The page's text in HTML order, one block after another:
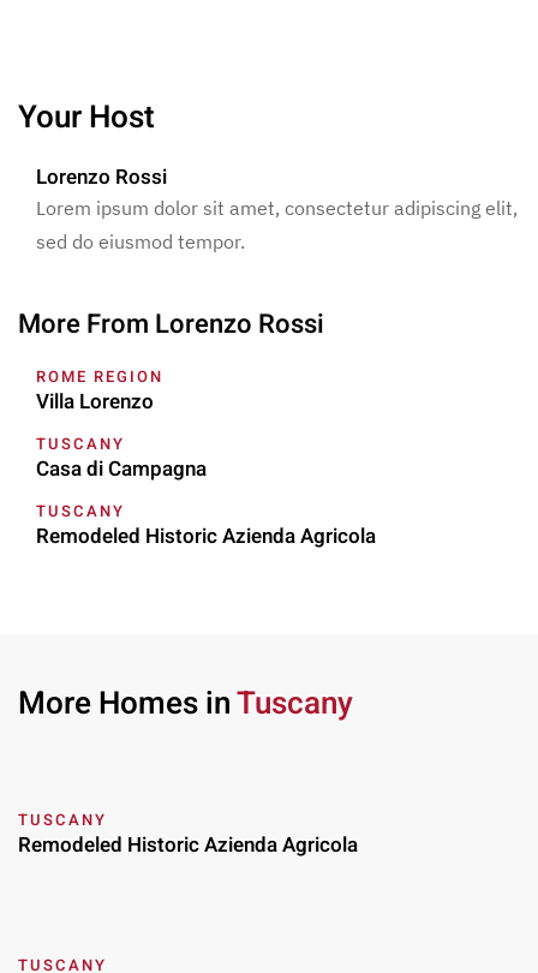
Your Host
Lorenzo Rossi
Lorem ipsum dolor sit amet, consectetur adipiscing elit,
sed do eiusmod tempor.
More From Lorenzo Rossi
ROME REGION
Villa Lorenzo
TUSCANY
Casa di Campagna
TUSCANY
Remodeled Historic Azienda Agricola
More Homes inTuscany
TUSCANY
Remodeled Historic Azienda Agricola
TUSCANY